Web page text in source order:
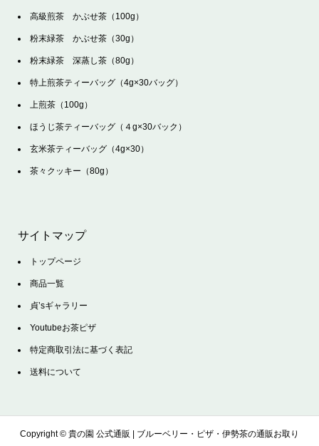
高級煎茶 かぶせ茶（100g）
粉末緑茶 かぶせ茶（30g）
粉末緑茶 深蒸し茶（80g）
特上煎茶ティーバッグ（4g×30バッグ）
上煎茶（100g）
ほうじ茶ティーバッグ（４g×30バック）
玄米茶ティーバッグ（4g×30）
茶々クッキー（80g）
サイトマップ
トップページ
商品一覧
貞’sギャラリー
Youtubeお茶ピザ
特定商取引法に基づく表記
送料について
Copyright © 貴の園 公式通販 | ブルーベリー・ピザ・伊勢茶の通販お取り